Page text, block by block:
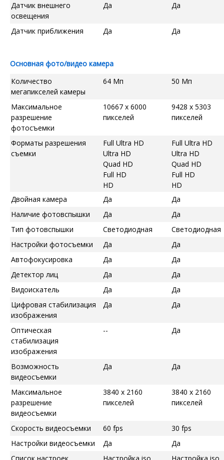
Датчик внешнего
освещения
Да Да
Датчик приближения Да Да
Основная фото/видео камера
Количество
мегапикселей камеры
64 Мп 50 Мп
Максимальное
разрешение
фотосъемки
10667 x 6000
пикселей
9428 x 5303
пикселей
Форматы разрешения
съемки
Full Ultra HD
Ultra HD
Quad HD
Full HD
HD
Full Ultra HD
Ultra HD
Quad HD
Full HD
HD
Двойная камера
Да
Да
Наличие фотовспышки
Да
Да
Тип фотовспышки
Светодиодная
Светодиодная
Настройки фотосъемки
Да
Да
Автофокусировка
Да
Да
Детектор лиц
Да
Да
Видоискатель
Да
Да
Цифровая стабилизация
изображения
Да Да
Оптическая
стабилизация
изображения
-- Да
Возможность
видеосъемки
Да Да
Максимальное
разрешение
видеосъемки
3840 x 2160
пикселей
3840 x 2160
пикселей
Скорость видеосъемки 60 fps
30 fps
Настройки видеосъемки
Да
Да